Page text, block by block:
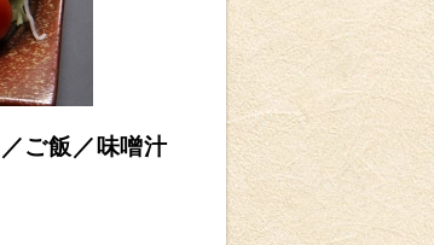
／ご飯／味噌汁